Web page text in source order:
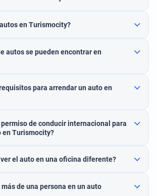
en Turismocity?
autos se pueden encontrar en
para arrendar un auto en
permiso de conducir internacional para
en Turismocity?
el auto en una oficina diferente?
de una persona en un auto